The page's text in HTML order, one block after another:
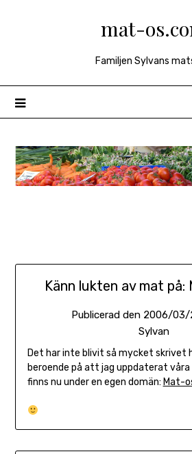
mat-
Familjen Sylvans
Känn lukten av mat på:
Publicerad den 2006/03/
Sylvan
Det har inte blivit så mycket skrivet
beroende på att jag uppdaterat
finns nu under en egen domän: Mat-